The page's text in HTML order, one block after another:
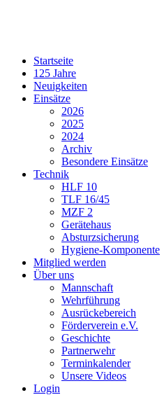
Startseite
125 Jahre
Neuigkeiten
Einsätze
2026
2025
2024
Archiv
Besondere Einsätze
Technik
HLF 10
TLF 16/45
MZF 2
Gerätehaus
Absturzsicherung
Hygiene-Komponente
Mitglied werden
Über uns
Mannschaft
Wehrführung
Ausrückebereich
Förderverein e.V.
Geschichte
Partnerwehr
Terminkalender
Unsere Videos
Login